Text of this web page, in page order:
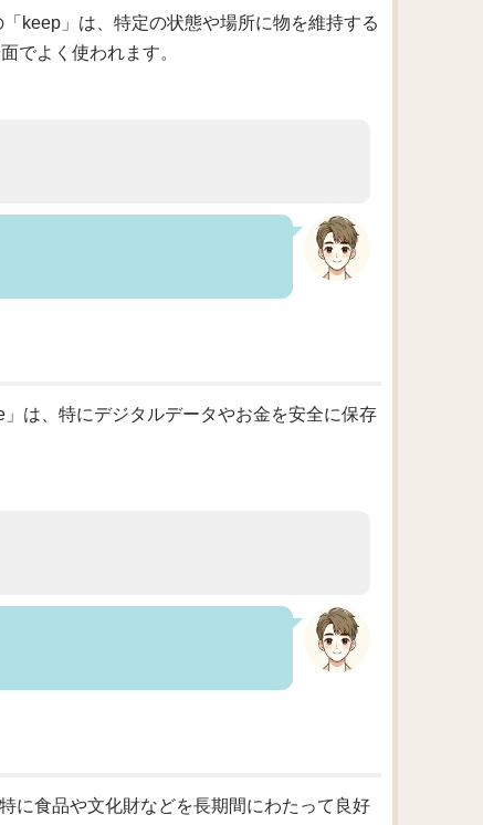
keep」は、特定の状態や場所に物を維持する
でよく使われます。
は、特にデジタルデータやお金を安全に保存
に食品や文化財などを長期間にわたって良好